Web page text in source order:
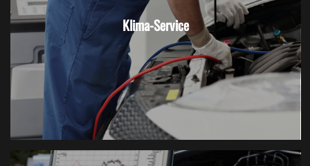
Klima-Service